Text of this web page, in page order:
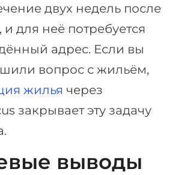
двух недель после
для неё потребуется
адрес. Если вы
вопрос с жильём,
жилья через
закрывает эту задачу
выводы